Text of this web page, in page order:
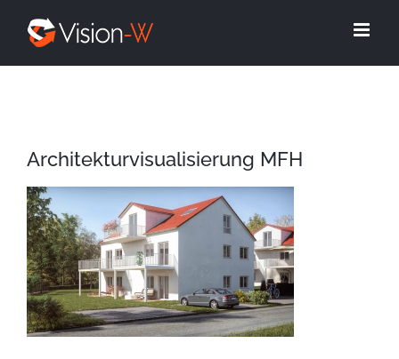
Architekturvisualisierung MFH